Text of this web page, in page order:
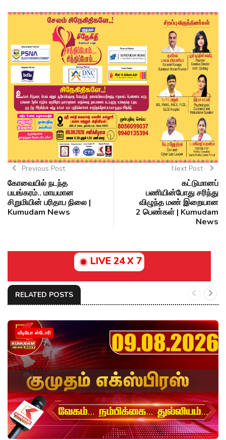
Previous Post
கோவையில் நடந்த
பயங்கரம்.. மாயமான
சிறுமியின் பரிதாப நிலை |
Kumudam News
Next Post
கட்டுமானப்
பணியின்போது சரிந்து
விழுந்த மண் இறையான
2 பெண்கள் | Kumudam
News
LIVE 24 X 7
RELATED POSTS
வீடியோ ஸ்டோரி